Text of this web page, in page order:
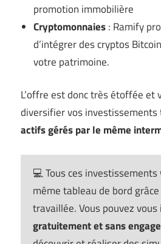
promotion immobilière
Cryptomonnaies: Ramify
d’intégrer des cryptos
votre patrimoine.
L’offre est donc très étoffée et
diversifier vos
actifs gérés par le même
💻 Tous ces
même tableau de bord
travaillée. Vous pouvez vous
gratuitement et sans